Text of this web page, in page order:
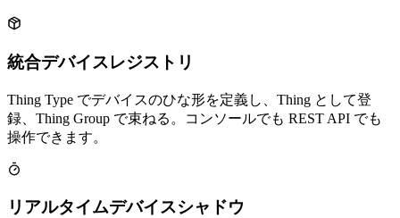
統合デバイスレジストリ
Thing Type でデバイスのひな形を定義し、Thing として登
録、Thing Group で束ねる。コンソールでも REST API でも
操作できます。
リアルタイムデバイスシャドウ